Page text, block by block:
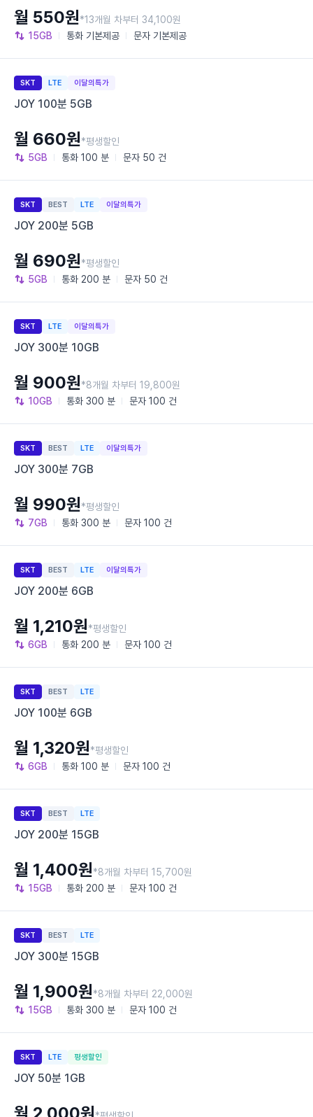
15GB 통화 기본제공 문자 기본제공
월 550원*13개월 차부터 34,100원
SKT LTE 이달의특가
JOY 100분 5GB
5GB 통화 100 분 문자 50 건
월 660원*평생할인
SKT BEST LTE 이달의특가
JOY 200분 5GB
5GB 통화 200 분 문자 50 건
월 690원*평생할인
SKT LTE 이달의특가
JOY 300분 10GB
10GB 통화 300 분 문자 100 건
월 900원*8개월 차부터 19,800원
SKT BEST LTE 이달의특가
JOY 300분 7GB
7GB 통화 300 분 문자 100 건
월 990원*평생할인
SKT BEST LTE 이달의특가
JOY 200분 6GB
6GB 통화 200 분 문자 100 건
월 1,210원*평생할인
SKT BEST LTE
JOY 100분 6GB
6GB 통화 100 분 문자 100 건
월 1,320원*평생할인
SKT BEST LTE
JOY 200분 15GB
15GB 통화 200 분 문자 100 건
월 1,400원*8개월 차부터 15,700원
SKT BEST LTE
JOY 300분 15GB
15GB 통화 300 분 문자 100 건
월 1,900원*8개월 차부터 22,000원
SKT LTE 평생할인
JOY 50분 1GB